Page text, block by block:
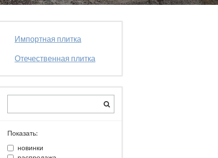
Импортная плитка
Отечественная плитка
Показать:
новинки